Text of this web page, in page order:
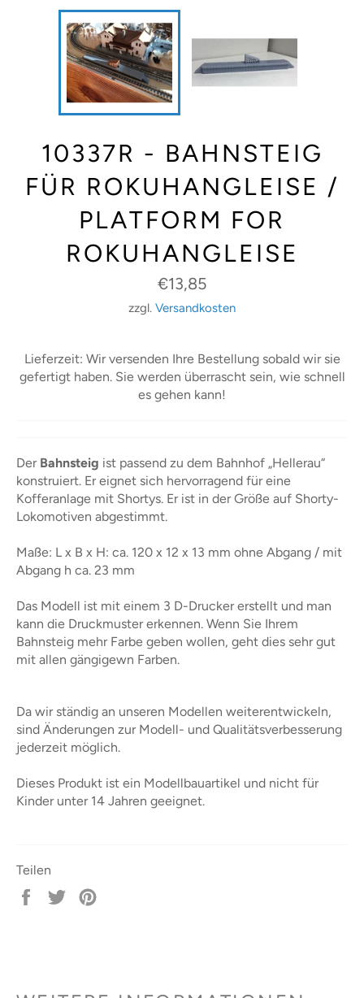
10337R - BAHNSTEIG
FÜR ROKUHANGLEISE /
PLATFORM FOR
ROKUHANGLEISE
Normaler
Preis
€13,85
zzgl. Versandkosten
Lieferzeit: Wir versenden Ihre Bestellung sobald wir sie
gefertigt haben. Sie werden überrascht sein, wie schnell
es gehen kann!
Der Bahnsteig ist passend zu dem Bahnhof „Hellerau“
konstruiert. Er eignet sich hervorragend für eine
Kofferanlage mit Shortys. Er ist in der Größe auf Shorty-
Lokomotiven abgestimmt.
Maße: L x B x H: ca. 120 x 12 x 13 mm ohne Abgang / mit
Abgang h ca. 23 mm
Das Modell ist mit einem 3 D-Drucker erstellt und man
kann die Druckmuster erkennen. Wenn Sie Ihrem
Bahnsteig mehr Farbe geben wollen, geht dies sehr gut
mit allen gängigewn Farben.
Da wir ständig an unseren Modellen weiterentwickeln,
sind Änderungen zur Modell- und Qualitätsverbesserung
jederzeit möglich.
Dieses Produkt ist ein Modellbauartikel und nicht für
Kinder unter 14 Jahren geeignet.
Teilen
Auf
Auf